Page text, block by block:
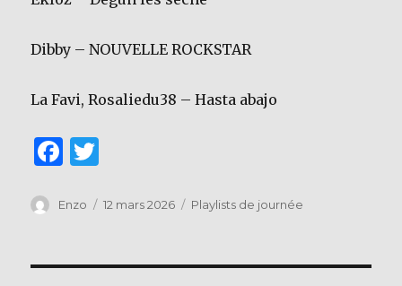
Dibby – NOUVELLE ROCKSTAR
La Favi, Rosaliedu38 – Hasta abajo
F
c
b
it
r
Auteur
Enzo
Publié
12 mars 2026 Catégories
Playlists de journée